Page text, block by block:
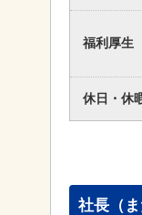
福利厚生
休日・休
社長（